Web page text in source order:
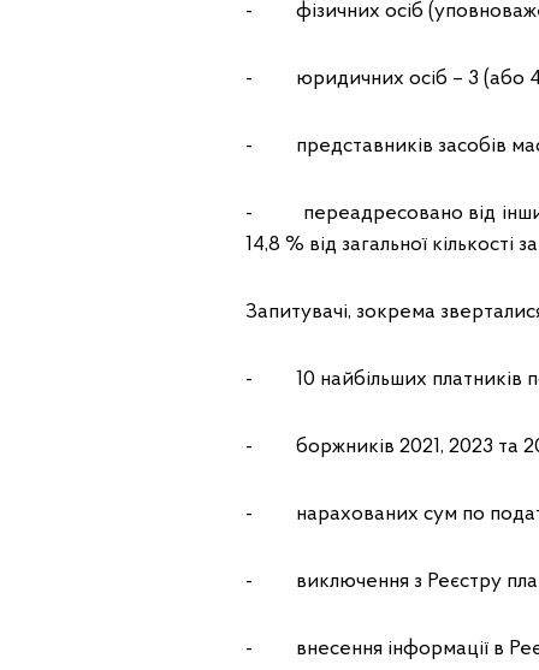
- фізичних осіб
- юридичних осіб – 3 (або 4,9
- представників засобів
- переадресовано від інших
14,8 % від загальної кількості
Запитувачі, зокрема
- 10 найбільших платників
- боржників 2021, 2023 та
- нарахованих сум по
- виключення з Реєстру
- внесення інформації в